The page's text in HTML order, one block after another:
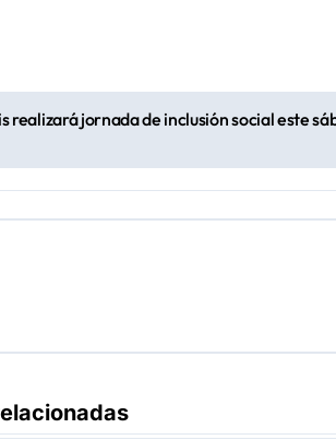
realizará jornada de inclusión social este